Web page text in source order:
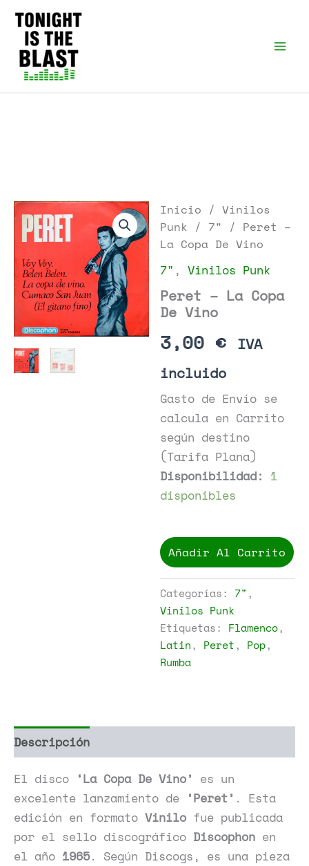
contenido
Inicio /Vinilos
Punk / 7" / Peret –
La Copa De Vino
7" ,Vinilos Punk
Peret – La Copa
De Vino
3,00 € IVA
incluido
Gasto de Envío se
calcula en Carrito
según destino
(Tarifa Plana)
Disponibilidad: 1
disponibles
-
La
De
Vino
cantidad
Añadir Al Carrito
Categorías: 7" ,
Vinilos Punk
Etiquetas: Flamenco,
Latin, Peret, Pop,
Rumba
Descripción
El disco ‘La Copa De Vino’ es un
excelente lanzamiento de ‘Peret’ . Esta
edición en formato Vinilo fue publicada
por el sello discográfico Discophon en
el año 1965. Según Discogs, es una pieza